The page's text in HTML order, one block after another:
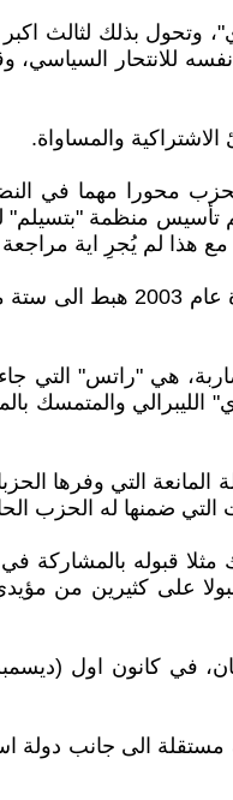
مقعدا بفضل دعم عناصر في حزب "شينوي"،
للانتحار
والمساواة.
محورا مهما في
تأسيس منظمة "بتسيلم"
هذا لم يُجرِ اية
الوقائع كانت كفيلة بكشف الحقائق: في الانتخابات التي
مختلفة ومتضاربة، هي
والمتمسك
المانعة التي وفرها
ضمنها له الحزب
قبوله بالمشاركة في
على كثيرين من
فلسطينية مستقلة الى